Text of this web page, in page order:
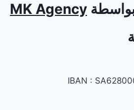
MK Agency
IBAN :